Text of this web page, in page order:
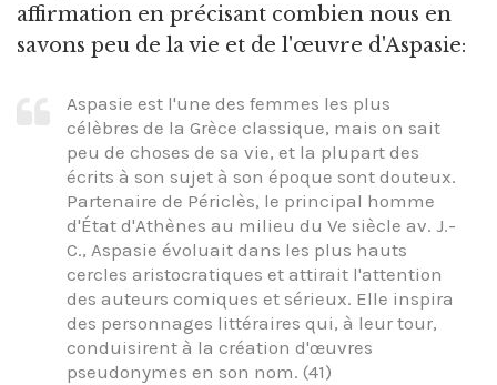
affirmation en précisant combien nous en
savons peu de la vie et de l'œuvre d'Aspasie:
Aspasie est l'une des femmes les plus
célèbres de la Grèce classique, mais on sait
peu de choses de sa vie, et la plupart des
écrits à son sujet à son époque sont douteux.
Partenaire de Périclès, le principal homme
d'État d'Athènes au milieu du Ve siècle av. J.-
C., Aspasie évoluait dans les plus hauts
cercles aristocratiques et attirait l'attention
des auteurs comiques et sérieux. Elle inspira
des personnages littéraires qui, à leur tour,
conduisirent à la création d'œuvres
pseudonymes en son nom. (41)